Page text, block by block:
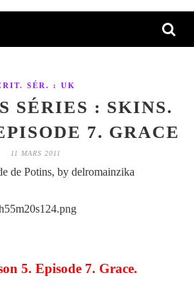
SÉR. : UK
SÉRIES : SKINS.
7. GRACE
11 MARS 2011
de Potins, by delromainzika
5. Episode 7. Grace.